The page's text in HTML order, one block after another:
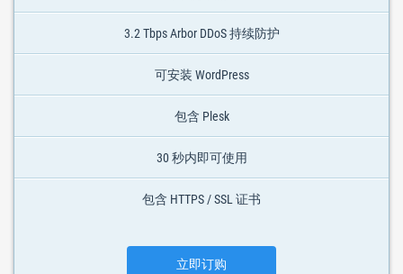
3.2 Tbps Arbor DDoS 持续防护
可安装 WordPress
包含 Plesk
30 秒内即可使用
包含 HTTPS / SSL 证书
立即订购